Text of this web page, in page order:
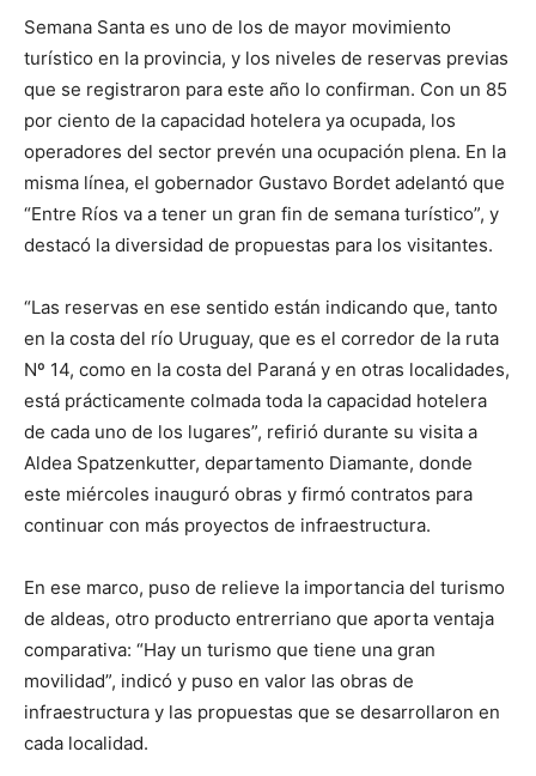
Semana Santa es uno de los de mayor movimiento
turístico en la provincia, y los niveles de reservas previas
que se registraron para este año lo confirman. Con un 85
por ciento de la capacidad hotelera ya ocupada, los
operadores del sector prevén una ocupación plena. En la
misma línea, el gobernador Gustavo Bordet adelantó que
“Entre Ríos va a tener un gran fin de semana turístico”, y
destacó la diversidad de propuestas para los visitantes.
“Las reservas en ese sentido están indicando que, tanto
en la costa del río Uruguay, que es el corredor de la ruta
Nº 14, como en la costa del Paraná y en otras localidades,
está prácticamente colmada toda la capacidad hotelera
de cada uno de los lugares”, refirió durante su visita a
Aldea Spatzenkutter, departamento Diamante, donde
este miércoles inauguró obras y firmó contratos para
continuar con más proyectos de infraestructura.
En ese marco, puso de relieve la importancia del turismo
de aldeas, otro producto entrerriano que aporta ventaja
comparativa: “Hay un turismo que tiene una gran
movilidad”, indicó y puso en valor las obras de
infraestructura y las propuestas que se desarrollaron en
cada localidad.